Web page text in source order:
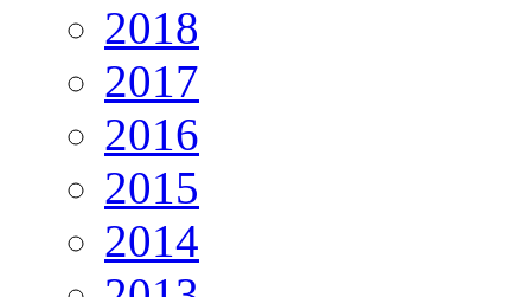
2018
2017
2016
2015
2014